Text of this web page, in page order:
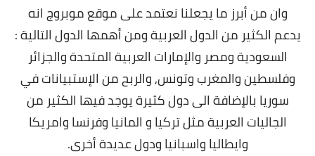
وان من أبرز ما يجعلنا نعتمد على موقع موبروج انه
يدعم الكثير من الدول العربية ومن أهمها الدول التالية :
السعودية ومصر والإمارات العربية المتحدة والجزائر
وفلسطين والمغرب وتونس, والربح من الإستبيانات في
سوريا بالإضافة الى دول كثيرة يوجد فيها الكثير من
الجاليات العربية مثل تركيا و المانيا وفرنسا وامريكا
وايطاليا واسبانيا ودول عديدة أخرى.